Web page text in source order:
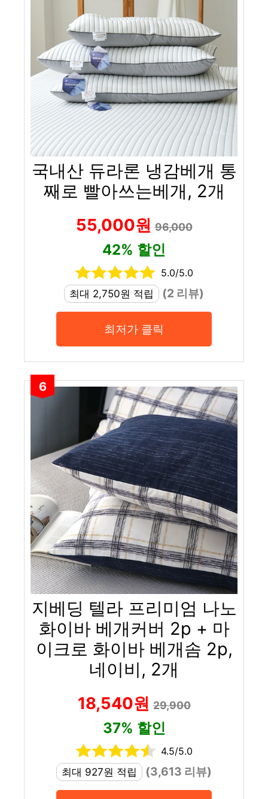
국내산 듀라론 냉감베개 통
째로 빨아쓰는베개, 2개
55,000원96,000
42% 할인
5.0/5.0
최대 2,750원 적립
(2 리뷰)
최저가 클릭
6
지베딩 텔라 프리미엄 나노
화이바 베개커버 2p + 마
이크로 화이바 베개솜 2p,
네이비, 2개
18,540원29,900
37% 할인
4.5/5.0
최대 927원 적립
(3,613 리뷰)